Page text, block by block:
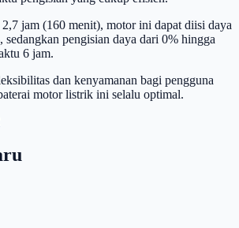
jam (160 menit), motor ini dapat diisi daya
pengisian daya dari 0% hingga
6 jam.
dan kenyamanan bagi pengguna
motor listrik ini selalu optimal.